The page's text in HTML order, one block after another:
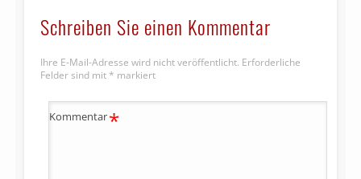
Schreiben Sie einen Kommentar
Ihre E-Mail-Adresse wird nicht veröffentlicht. Erforderliche
Felder sind mit * markiert
Kommentar*